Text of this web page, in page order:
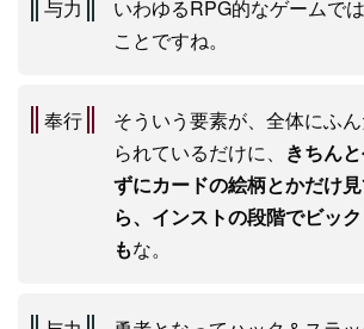
与力
いわゆるRPG的なゲームで
ことですね。
奉行
そういう要素が、全体にふ
られているだけに、 きちん
ずにカードの絵柄とかだけ
ら、インストの段階でビッ
もな。